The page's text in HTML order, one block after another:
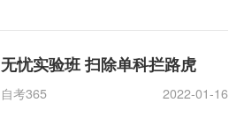
无忧实验班 扫除单科拦路虎
自考365 2022-01-16